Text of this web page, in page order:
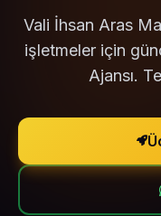
Vali İhsan Aras
işletmeler için
Ajansı.